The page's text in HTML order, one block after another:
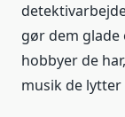
gør dem glade
hobbyer de
musik de lytter